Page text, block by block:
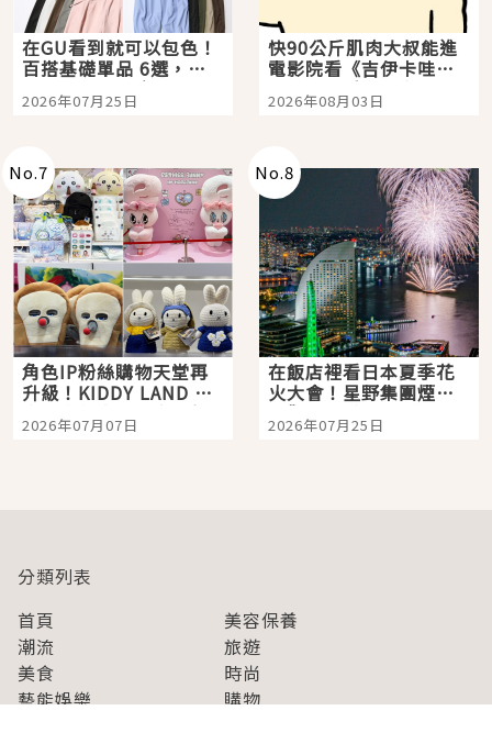
在GU看到就可以包色！
百搭基礎單品 6選，閉
眼全收也不心疼
2026年07月25日
快90公斤肌肉大叔能進
電影院看《吉伊卡哇》
嗎？日本重金屬樂團
「打首」會長與nagano
2026年08月03日
No.7
角色IP粉絲購物天堂再
升級！KIDDY LAND 原
宿店吉伊卡哇迎客，新
開幕 OMOKADO 店3分
2026年07月07日
No.8
在飯店裡看日本夏季花
火大會！星野集團煙火
景觀飯店6選，讓你不用
人擠人悠閒欣賞
2026年07月25日
分類列表
首頁
美容保養
潮流
旅遊
美食
時尚
藝能娛樂
購物